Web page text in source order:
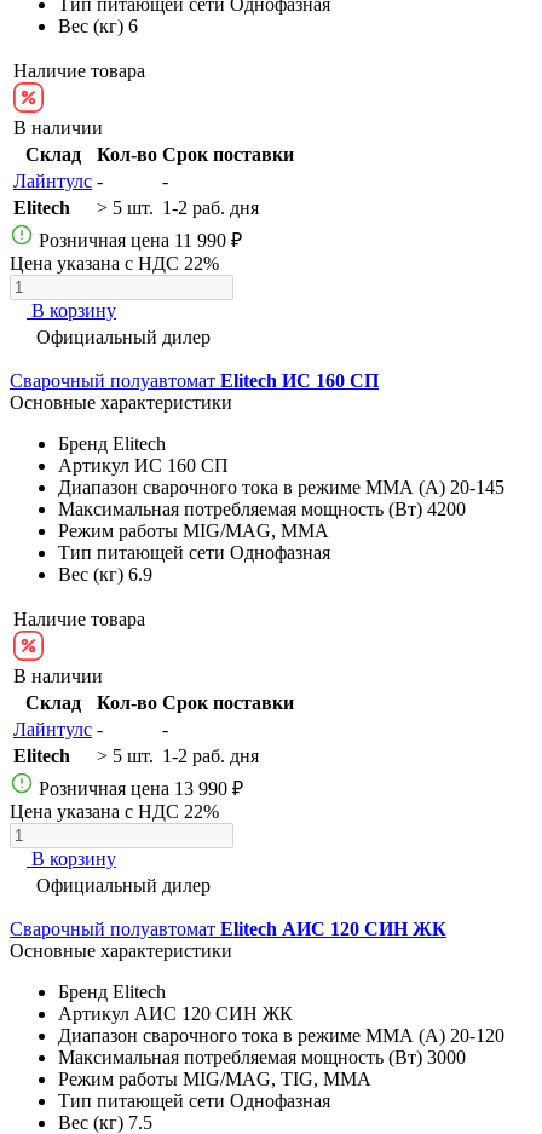
Вес (кг) 6
Наличие товара
В наличии
Склад
Кол-во Срок поставки
Лайнтулс -
-
Elitech
> 5 шт. 1-2 раб. дня
Розничная цена 11 990 ₽
Цена указана с НДС 22%
В корзину
Официальный дилер
Сварочный полуавтомат Elitech ИС 160 СП
Основные характеристики
Бренд Elitech
Артикул ИС 160 СП
Диапазон сварочного тока в режиме ММА (А) 20-145
Максимальная потребляемая мощность (Вт) 4200
Режим работы MIG/MAG, MMA
Тип питающей сети Однофазная
Вес (кг) 6.9
Наличие товара
В наличии
Склад
Кол-во Срок поставки
Лайнтулс -
-
Elitech
> 5 шт. 1-2 раб. дня
Розничная цена 13 990 ₽
Цена указана с НДС 22%
В корзину
Официальный дилер
Сварочный полуавтомат Elitech АИС 120 СИН ЖК
Основные характеристики
Бренд Elitech
Артикул АИС 120 СИН ЖК
Диапазон сварочного тока в режиме ММА (А) 20-120
Максимальная потребляемая мощность (Вт) 3000
Режим работы MIG/MAG, TIG, MMA
Тип питающей сети Однофазная
Вес (кг) 7.5